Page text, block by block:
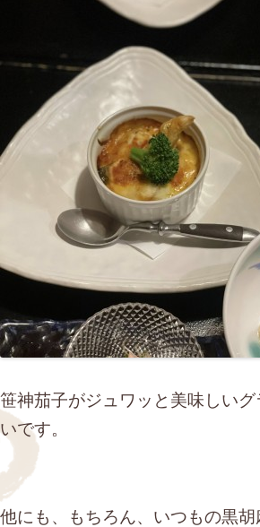
笹神茄子がジュワッと美味しい
いです。
他にも、もちろん、いつもの黒